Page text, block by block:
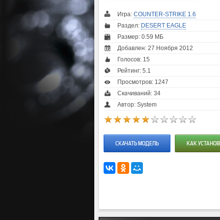
Игра: COUNTER-STRIKE 1.6
Раздел: DESERT EAGLE
Размер: 0.59 МБ
Добавлен: 27 Ноября 2012
Голосов: 15
Рейтинг: 5.1
Просмотров: 1247
Скачиваний: 34
Автор: System
СКАЧАТЬ МОДЕЛЬ КАК